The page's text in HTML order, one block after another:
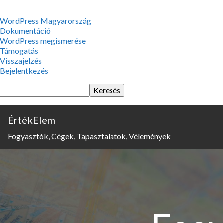
WordPress,
a
csodás
WordPress Magyarország
Dokumentáció
WordPress megismerése
Támogatás
Visszajelzés
Bejelentkezés
Keresés
ÉrtékElem
Fogyasztók, Cégek, Tapasztalatok, Vélemények